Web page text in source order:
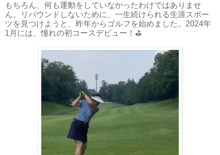
もちろん、何も運動をしていなかったわけではありませ
ん。リバウンドしないために、一生続けられる生涯スポー
ツを見つけようと、昨年からゴルフを始めました。2024年
1月には、憧れの初コースデビュー！⛳️